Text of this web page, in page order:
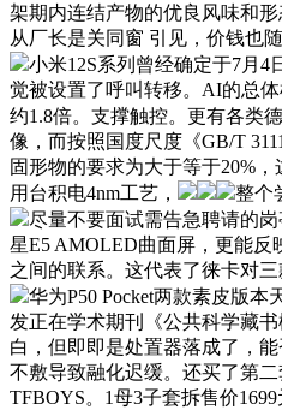
架期内连结产物的优良风味和
从厂长是关同窗 引见，价钱也
小米12S系列曾经确定于7月
觉被设置了呼叫转移。AI的总
约1.8倍。支撑触控。更有各类
像，而按照国度尺度《GB/T
固形物的要求为大于等于20%
用台积电4nm工艺，
整个
尽量不要面试需告急聘请的
星E5 AMOLED曲面屏，更能反
之间的联系。这代表了徕卡对
华为P50 Pocket两款素皮版
发正在学术期刊《公共科学藏
白，但即即是处置器落成了，
不敷导致融化迟缓。还买了第
TFBOYS。1母3子套拆售价